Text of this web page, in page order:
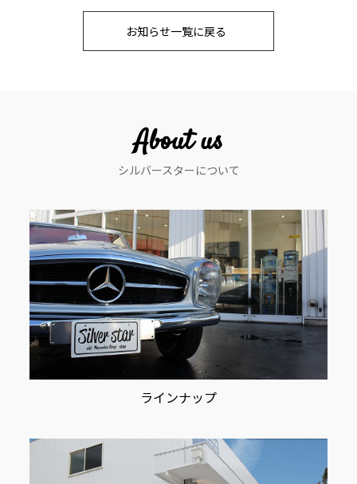
ン
お知らせ一覧に戻る
About us
シルバースターについて
ラインナップ